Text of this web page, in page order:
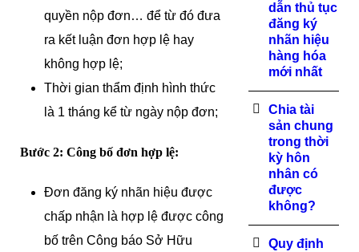
quyền nộp đơn… để từ đó đưa
ra kết luận đơn hợp lệ hay
không hợp lệ;
Thời gian thẩm định hình thức
là 1 tháng kể từ ngày nộp đơn;
Bước 2: Công bố đơn hợp lệ:
Đơn đăng ký nhãn hiệu được
chấp nhận là hợp lệ được công
bố trên Công báo Sở Hữu
dẫn thủ tục
đăng ký
nhãn hiệu
hàng hóa
mới nhất
Chia tài
sản chung
trong thời
kỳ hôn
nhân có
được
không?
Quy định